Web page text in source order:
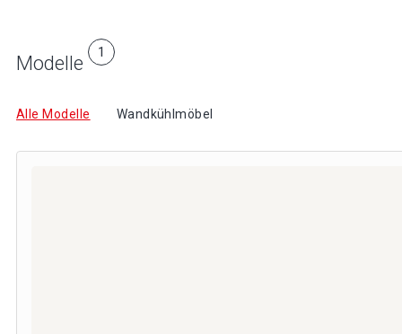
Modelle 1
Alle Modelle Wandkühlmöbel